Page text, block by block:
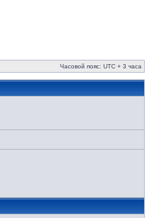
Часовой пояс: UTC + 3 часа